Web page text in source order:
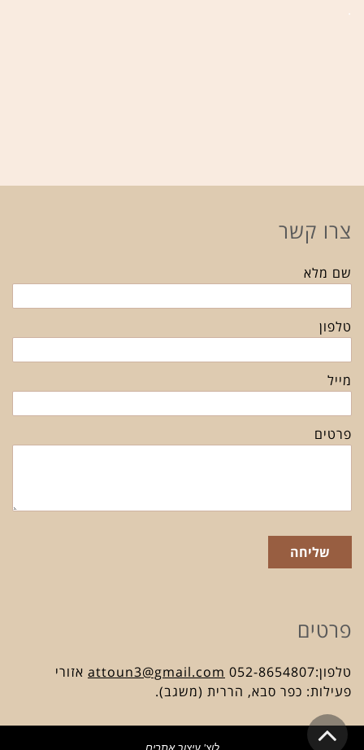
.
צרו קשר
שם מלא
טלפון
מייל
פרטים
שליחה
פרטים
טלפון:052-8654807 attoun3@gmail.com אזורי
פעילות: כפר סבא, הררית (משגב).
גלילה